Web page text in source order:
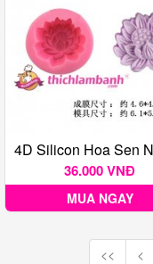
36.000 VNĐ
MUA NGAY
<< <